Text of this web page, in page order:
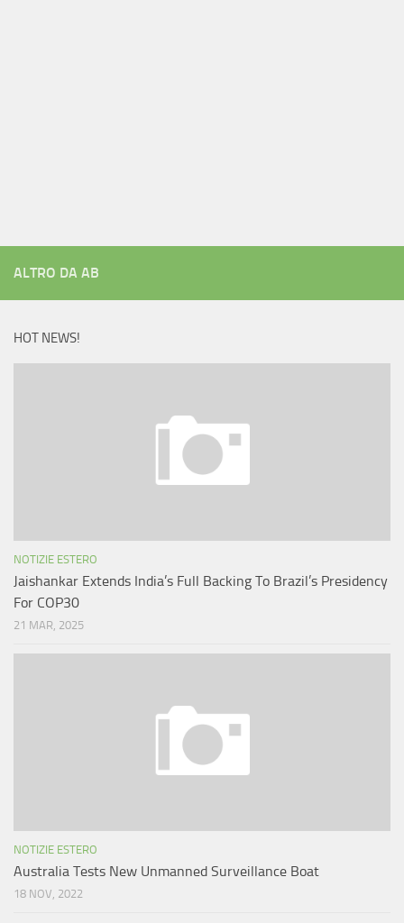
ALTRO DA AB
HOT NEWS!
NOTIZIE ESTERO
Jaishankar Extends India’s Full Backing To Brazil’s Presidency
For COP30
21 MAR, 2025
NOTIZIE ESTERO
Australia Tests New Unmanned Surveillance Boat
18 NOV, 2022